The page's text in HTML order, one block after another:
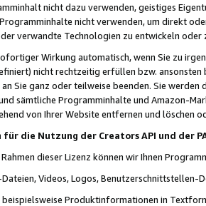
nicht dazu verwenden, geistiges
nicht verwenden, um direkt
verwandte Technologien zu entwickeln
Wirkung automatisch, wenn Sie zu
nicht rechtzeitig erfüllen bzw. ansonsten
Sie ganz oder teilweise beenden. Sie werden
sämtliche Programminhalte und Amazon-
von Ihrer Website entfernen und löschen
für die Nutzung der Creators API und der
Rahmen dieser Lizenz können wir Ihnen
Videos, Logos, Benutzerschnittstellen-
beispielsweise Produktinformationen in